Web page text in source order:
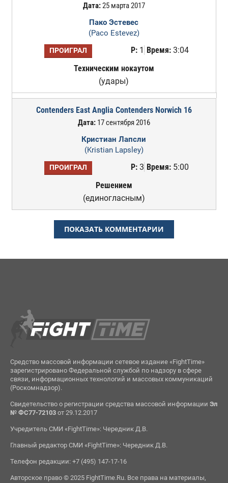
Дата:25 марта 2017
Пако Эстевес
(Paco Estevez)
ПРОИГРАЛ Р:1 Время:3:04
Техническим нокаутом
(удары)
Contenders East Anglia Contenders Norwich 16
Дата:17 сентября 2016
Кристиан Лапсли
(Kristian Lapsley)
ПРОИГРАЛ Р:3 Время:5:00
Решением
(единогласным)
ПОКАЗАТЬ КОММЕНТАРИИ
Средство массовой информации сетевое издание «FightTime»
зарегистрировано Федеральной службой по надзору в сфере
связи, информационных технологий и массовых коммуникаций
(Роскомнадзор).
Свидетельство о регистрации средства массовой информации Эл
№ ФС77-72103от 29.12.2017
Учредитель СМИ «FightTime»: Чередник Д.В.
Главный редактор СМИ «FightTime»: Чередник Д.В.
Телефон редакции: +7 (495) 147-17-16
Авторское право © 2025 FightTime.Ru. Все права на материалы,